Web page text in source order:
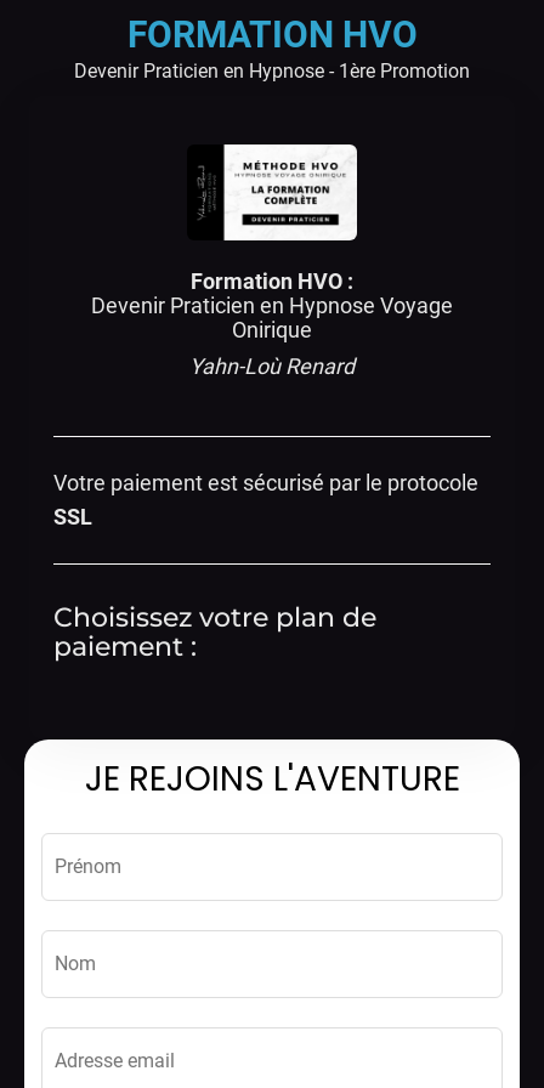
FORMATION HVO
Devenir Praticien en Hypnose - 1ère Promotion
JE REJOINS L'AVENTURE
Formation HVO :
Devenir Praticien en Hypnose Voyage
Onirique
Yahn-Loù Renard
Votre paiement est sécurisé par le protocole
SSL
Choisissez votre plan de
paiement :